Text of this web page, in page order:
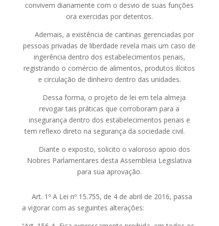
convivem diariamente com o desvio de suas funções
ora exercidas por detentos.
Ademais, a existência de cantinas gerenciadas por
pessoas privadas de liberdade revela mais um caso de
ingerência dentro dos estabelecimentos penais,
registrando o comércio de alimentos, produtos ilícitos
e circulação de dinheiro dentro das unidades.
Dessa forma, o projeto de lei em tela almeja
revogar tais práticas que corroboram para a
insegurança dentro dos estabelecimentos penais e
tem reflexo direto na segurança da sociedade civil.
Diante o exposto, solicito o valoroso apoio dos
Nobres Parlamentares desta Assembleia Legislativa
para sua aprovação.
Art. 1º A Lei nº 15.755, de 4 de abril de 2016, passa
a vigorar com as seguintes alterações: